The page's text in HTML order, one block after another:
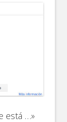
está …»